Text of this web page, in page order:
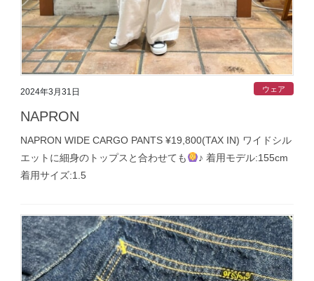
2024年3月31日 ウェア
NAPRON
NAPRON WIDE CARGO PANTS ¥19,800(TAX IN) ワイドシル
エットに細身のトップスと合わせても
♪ 着用モデル:155cm
着用サイズ:1.5